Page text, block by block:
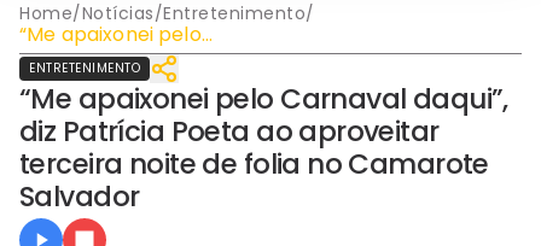
Home/Notícias/Entretenimento/
“Me apaixonei pelo
Carnaval daqui”, diz
Patrícia Poeta ao
aproveitar terceira noite
de folia no Camarote
Salvador
ENTRETENIMENTO
“Me apaixonei pelo Carnaval daqui”,
diz Patrícia Poeta ao aproveitar
terceira noite de folia no Camarote
Salvador